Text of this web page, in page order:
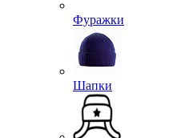
Фуражки
Шапки